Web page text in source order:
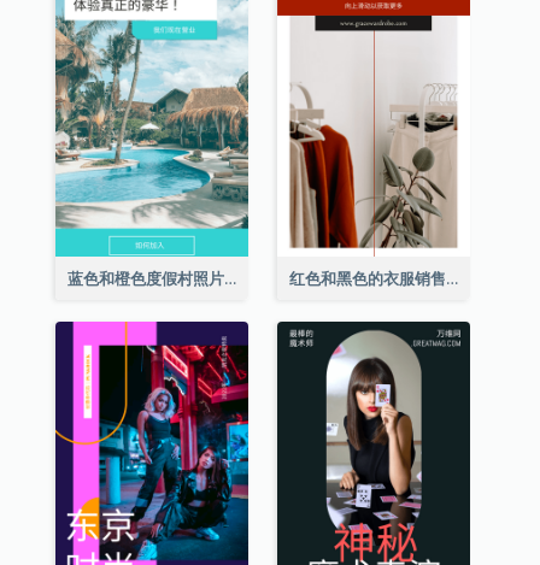
蓝色和橙色度假村照片酒店Instagram限时动态 红色和黑色的衣服销售Instagram限时动态